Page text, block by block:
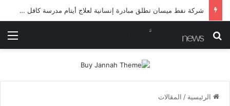
شرطة ميسان تلقي القبض على مطلقي العيارات النارية أثناء تشييع جنائزي في العمارة
بحث عن
الرئيسية / المقالات